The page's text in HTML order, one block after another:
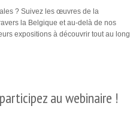
? Suivez les œuvres de la
la Belgique et au-delà de nos
expositions à découvrir tout au long
au webinaire !